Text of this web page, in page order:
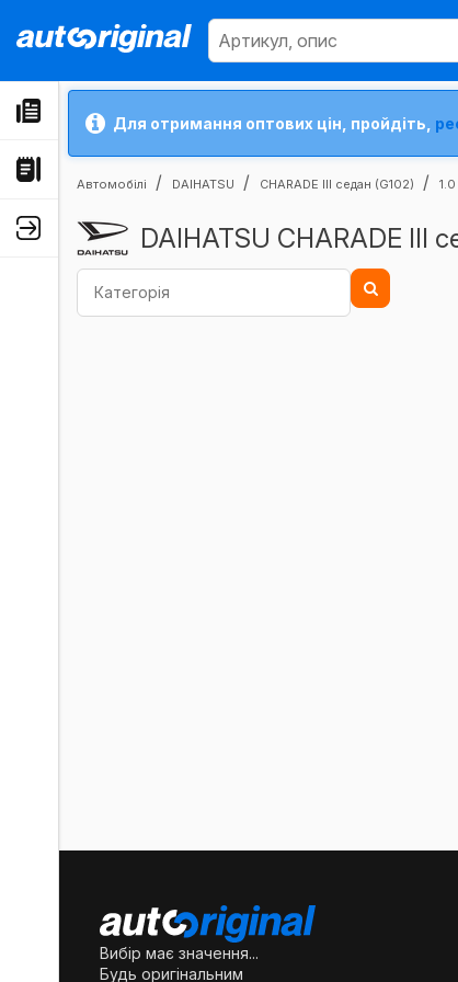
Для отримання оптових цін, пройдіть,
Автомобілі DAIHATSU CHARADE III седан (G102) 1.0
DAIHATSU CHARADE III
Вибір має значення...
Будь оригінальним